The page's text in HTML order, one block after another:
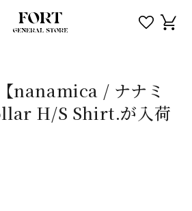
ー
nanamica / ナナミ
H/S Shirt.が入荷